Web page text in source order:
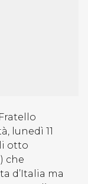
lunedì 11
otto
che
d’Italia ma